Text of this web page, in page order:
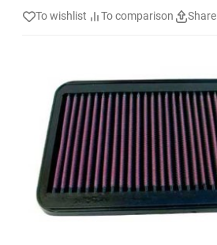
To wishlist To comparison Share